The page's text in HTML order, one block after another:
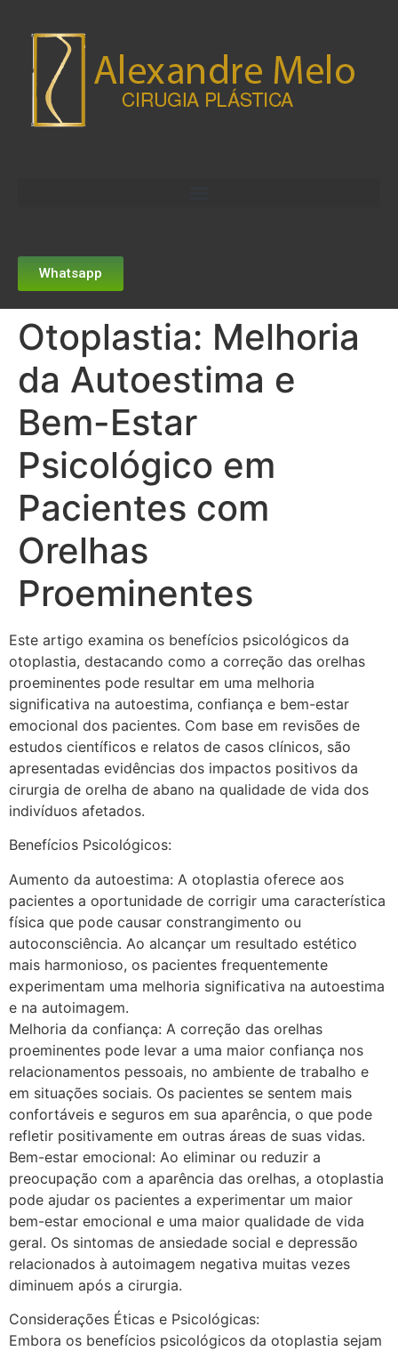
Whatsapp
Otoplastia: Melhoria
da Autoestima e
Bem-Estar
Psicológico em
Pacientes com
Orelhas
Proeminentes
Este artigo examina os benefícios psicológicos da
otoplastia, destacando como a correção das orelhas
proeminentes pode resultar em uma melhoria
significativa na autoestima, confiança e bem-estar
emocional dos pacientes. Com base em revisões de
estudos científicos e relatos de casos clínicos, são
apresentadas evidências dos impactos positivos da
cirurgia de orelha de abano na qualidade de vida dos
indivíduos afetados.
Benefícios Psicológicos:
Aumento da autoestima: A otoplastia oferece aos
pacientes a oportunidade de corrigir uma característica
física que pode causar constrangimento ou
autoconsciência. Ao alcançar um resultado estético
mais harmonioso, os pacientes frequentemente
experimentam uma melhoria significativa na autoestima
e na autoimagem.
Melhoria da confiança: A correção das orelhas
proeminentes pode levar a uma maior confiança nos
relacionamentos pessoais, no ambiente de trabalho e
em situações sociais. Os pacientes se sentem mais
confortáveis e seguros em sua aparência, o que pode
refletir positivamente em outras áreas de suas vidas.
Bem-estar emocional: Ao eliminar ou reduzir a
preocupação com a aparência das orelhas, a otoplastia
pode ajudar os pacientes a experimentar um maior
bem-estar emocional e uma maior qualidade de vida
geral. Os sintomas de ansiedade social e depressão
relacionados à autoimagem negativa muitas vezes
diminuem após a cirurgia.
Considerações Éticas e Psicológicas:
Embora os benefícios psicológicos da otoplastia sejam